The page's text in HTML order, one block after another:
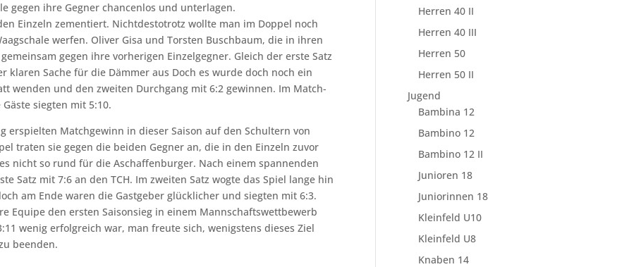
gegen ihre Gegner chancenlos und unterlagen.
Einzeln zementiert. Nichtdestotrotz wollte man im Doppel noch
werfen. Oliver Gisa und Torsten Buschbaum, die in ihren
gegen ihre vorherigen Einzelgegner. Gleich der erste Satz
klaren Sache für die Dämmer aus Doch es wurde doch noch ein
wenden und den zweiten Durchgang mit 6:2 gewinnen. Im Match-
siegten mit 5:10.
erspielten Matchgewinn in dieser Saison auf den Schultern von
traten sie gegen die beiden Gegner an, die in den Einzeln zuvor
nicht so rund für die Aschaffenburger. Nach einem spannenden
Satz mit 7:6 an den TCH. Im zweiten Satz wogte das Spiel lange hin
am Ende waren die Gastgeber glücklicher und siegten mit 6:3.
Equipe den ersten Saisonsieg in einem Mannschaftswettbewerb
wenig erfolgreich war, man freute sich, wenigstens dieses Ziel
beenden.
Herren 40 II
Herren 40 III
Herren 50
Herren 50 II
Jugend
Bambina 12
Bambino 12
Bambino 12 II
Junioren 18
Juniorinnen 18
Kleinfeld U10
Kleinfeld U8
Knaben 14